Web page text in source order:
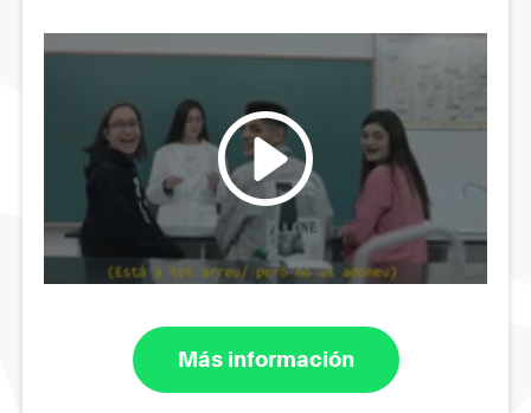
Más información